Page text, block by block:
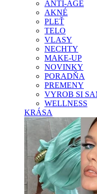
ANTI-AGE
AKNÉ
PLEŤ
TELO
VLASY
NECHTY
MAKE-UP
NOVINKY
PORADŇA
PREMENY
VYROB SI
WELLNESS
KRÁSA